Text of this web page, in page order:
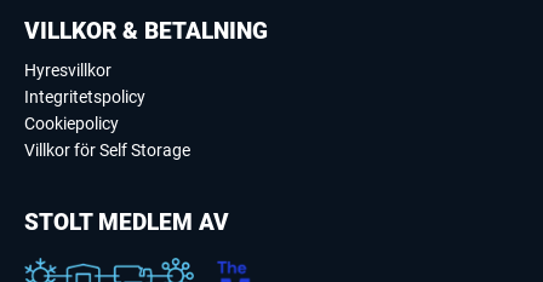
VILLKOR & BETALNING
Hyresvillkor
Integritetspolicy
Cookiepolicy
Villkor för Self Storage
STOLT MEDLEM AV